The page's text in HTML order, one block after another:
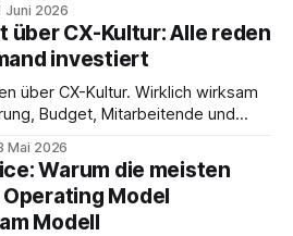
Juni 2026
über CX-Kultur: Alle reden
investiert
über CX-Kultur. Wirklich wirksam
Budget, Mitarbeitende und
Mai 2026
Warum die meisten
Model
Modell